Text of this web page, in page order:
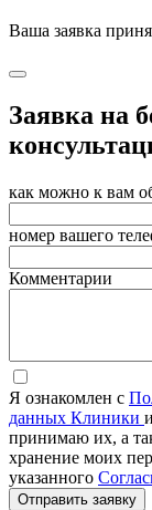
Ваша заявка
Заявка на
как можно к вам
номер вашего
Комментарии
Я ознакомлен с
данных Клиники и
принимаю их, а
хранение моих
указанного
Отправить заявку